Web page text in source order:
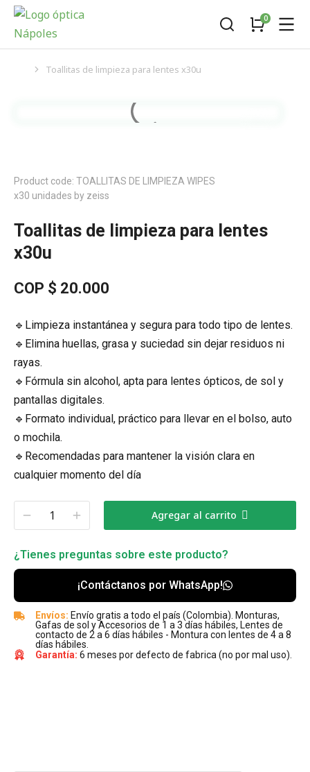
You are here:
Toallitas de limpieza para lentes x30u
Product code: TOALLITAS DE LIMPIEZA WIPES
x30 unidades by zeiss
Toallitas de limpieza para lentes
x30u
COP $ 20.000
🔹Limpieza instantánea y segura para todo tipo de lentes.
🔹Elimina huellas, grasa y suciedad sin dejar residuos ni
rayas.
🔹Fórmula sin alcohol, apta para lentes ópticos, de sol y
pantallas digitales.
🔹Formato individual, práctico para llevar en el bolso, auto
o mochila.
🔹Recomendadas para mantener la visión clara en
cualquier momento del día
Agregar al carrito
¿Tienes preguntas sobre este producto?
¡Contáctanos por WhatsApp!
Envíos: Envío gratis a todo el país (Colombia). Monturas,
Gafas de sol y Accesorios de 1 a 3 días hábiles, Lentes de
contacto de 2 a 6 días hábiles - Montura con lentes de 4 a 8
días hábiles.
Garantía: 6 meses por defecto de fabrica (no por mal uso).